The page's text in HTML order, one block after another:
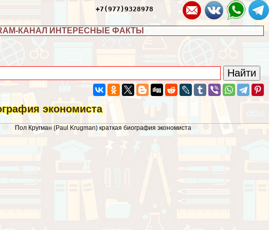
+7(977)9328978
КАНАЛ ИНТЕРЕСНЫЕ ФАКТЫ
экономиста